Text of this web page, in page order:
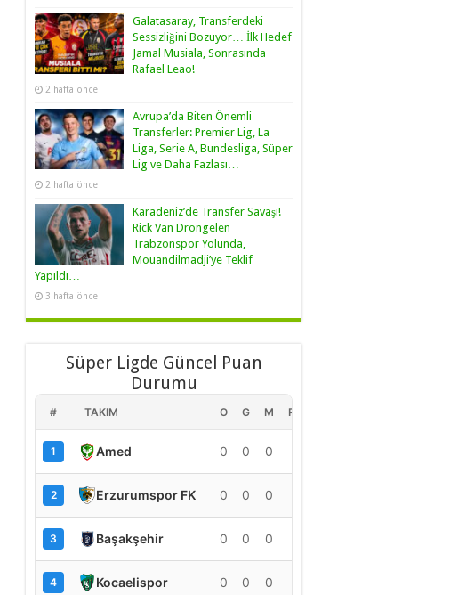
Galatasaray, Transferdeki
Sessizliğini Bozuyor… İlk Hedef
Jamal Musiala, Sonrasında
Rafael Leao!
2 hafta önce
Avrupa’da Biten Önemli
Transferler: Premier Lig, La
Liga, Serie A, Bundesliga, Süper
Lig ve Daha Fazlası…
2 hafta önce
Karadeniz’de Transfer Savaşı!
Rick Van Drongelen
Trabzonspor Yolunda,
Mouandilmadji’ye Teklif
Yapıldı…
3 hafta önce
Süper Ligde Güncel Puan
Durumu
# TAKIM O G M PUAN
1 Amed 0 0 0
2 Erzurumspor FK 0 0 0
3 Başakşehir 0 0 0
4 Kocaelispor 0 0 0